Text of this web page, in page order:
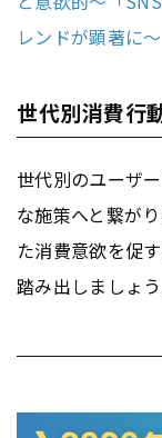
レンドが顕著に〜
世代別消費行
世代別のユーザ
な施策へと繋が
た消費意欲を促
踏み出しましょう